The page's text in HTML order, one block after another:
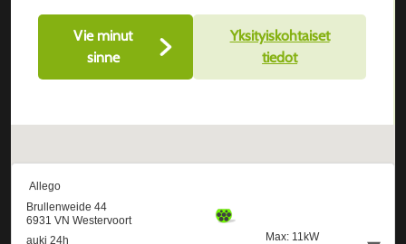
Vie minut
sinne
Yksityiskohtaiset
tiedot